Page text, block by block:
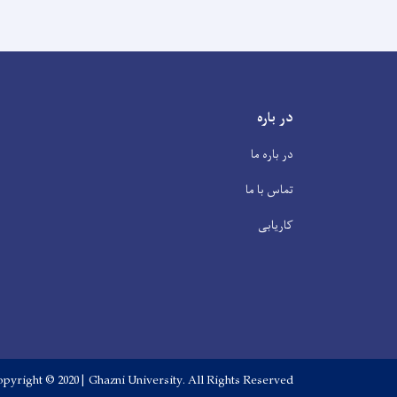
در باره
در باره ما
تماس با ما
کاریابی
© 2020 | Ghazni University. All Rights Reserved.